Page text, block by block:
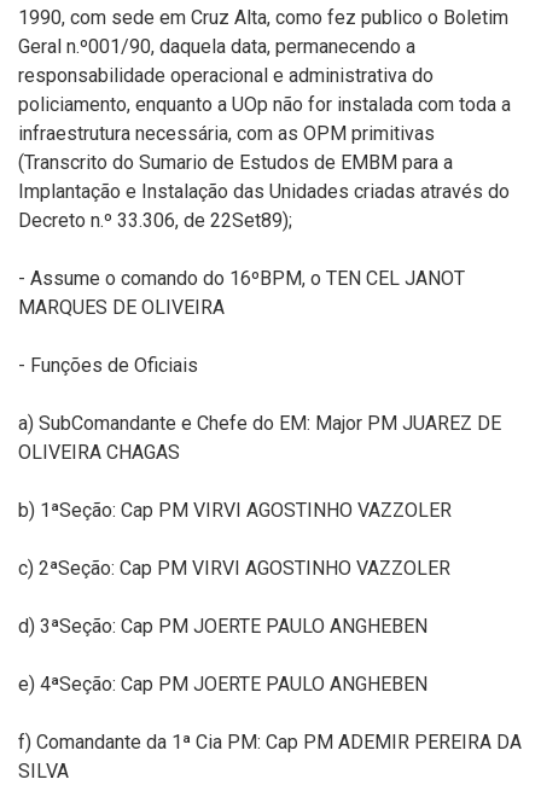
1990, com sede em Cruz Alta, como fez publico o Boletim
Geral n.º001/90, daquela data, permanecendo a
responsabilidade operacional e administrativa do
policiamento, enquanto a UOp não for instalada com toda a
infraestrutura necessária, com as OPM primitivas
(Transcrito do Sumario de Estudos de EMBM para a
Implantação e Instalação das Unidades criadas através do
Decreto n.º 33.306, de 22Set89);
- Assume o comando do 16ºBPM, o TEN CEL JANOT
MARQUES DE OLIVEIRA
- Funções de Oficiais
a) SubComandante e Chefe do EM: Major PM JUAREZ DE
OLIVEIRA CHAGAS
b) 1ªSeção: Cap PM VIRVI AGOSTINHO VAZZOLER
c) 2ªSeção: Cap PM VIRVI AGOSTINHO VAZZOLER
d) 3ªSeção: Cap PM JOERTE PAULO ANGHEBEN
e) 4ªSeção: Cap PM JOERTE PAULO ANGHEBEN
f) Comandante da 1ª Cia PM: Cap PM ADEMIR PEREIRA DA
SILVA